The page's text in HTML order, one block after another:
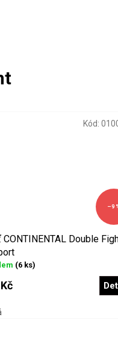
–9
Double
(6 ks)
Kód: